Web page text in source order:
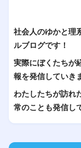
社会人のゆかと理
ルブログです！
実際にぼくたちが
報を発信していき
わたしたちが訪れ
常のことも発信し